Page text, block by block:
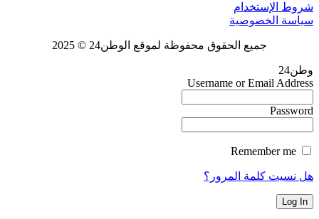
شروط الإستخدام
سياسة الخصوصية
جميع الحقوق محفوظة لموقع الوطن24 © 2025
وطن24
Username or Email Address
Password
هل نسيت كلمة المرور؟